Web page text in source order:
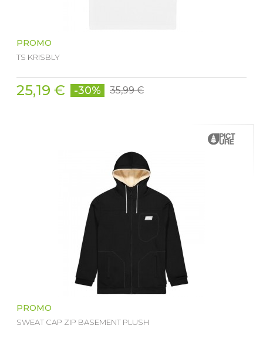
PROMO
TS KRISBLY
25,19 € -30% 35,99 €
PROMO
SWEAT CAP ZIP BASEMENT PLUSH